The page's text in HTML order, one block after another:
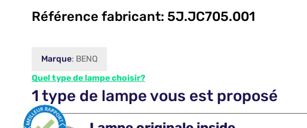
Référence fabricant: 5J.JC705.001
Marque: BENQ
Quel type de lampe choisir?
1 type de lampe vous est proposé